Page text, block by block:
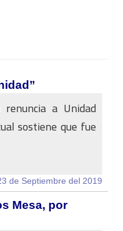
a Unidad
sostiene que fue
de Septiembre del 2019
Mesa, por